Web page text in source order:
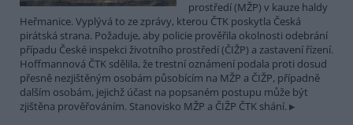
prostředí (MŽP) v kauze haldy
Heřmanice. Vyplývá to ze zprávy, kterou ČTK poskytla Česká
pirátská strana. Požaduje, aby policie prověřila okolnosti odebrání
případu České inspekci životního prostředí (ČIŽP) a zastavení řízení.
Hoffmannová ČTK sdělila, že trestní oznámení podala proti dosud
přesně nezjištěným osobám působícím na MŽP a ČIŽP, případně
dalším osobám, jejichž účast na popsaném postupu může být
zjištěna prověřováním. Stanovisko MŽP a ČIŽP ČTK shání.